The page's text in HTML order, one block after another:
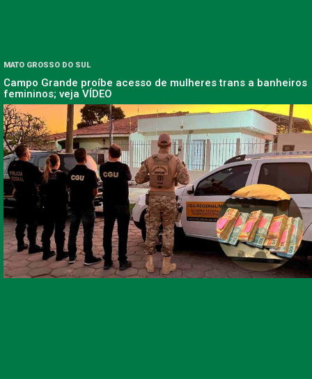
MATO GROSSO DO SUL
Campo Grande proíbe acesso de mulheres trans a banheiros
femininos; veja VÍDEO